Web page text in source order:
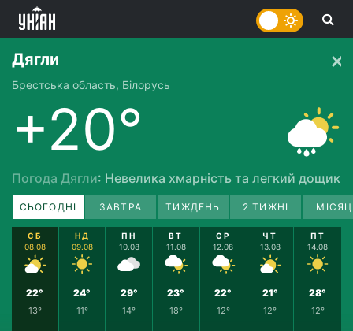
Дягли
Брестська область, Білорусь
+20°
Погода Дягли: Невелика хмарність та легкий дощик
СЬОГОДНІ ЗАВТРА ТИЖДЕНЬ 2 ТИЖНІ
СБ
08.08
22°
13°
НД
09.08
24°
11°
ПН
10.08
29°
14°
ВТ
11.08
23°
18°
СР
12.08
22°
12°
ЧТ
13.08
21°
12°
ПТ
14.08
28°
12°